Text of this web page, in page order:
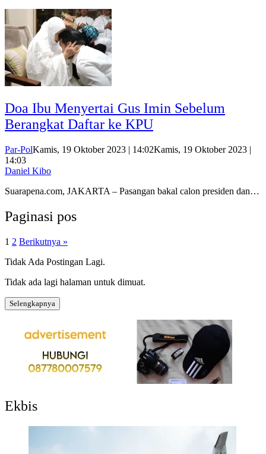
Doa Ibu Menyertai Gus Imin Sebelum
Berangkat Daftar ke KPU
Par-PolKamis, 19 Oktober 2023 | 14:02Kamis, 19 Oktober 2023 |
14:03
Daniel Kibo
Suarapena.com, JAKARTA – Pasangan bakal calon presiden dan…
Paginasi pos
1 2 Berikutnya »
Tidak Ada Postingan Lagi.
Tidak ada lagi halaman untuk dimuat.
Selengkapnya
Ekbis